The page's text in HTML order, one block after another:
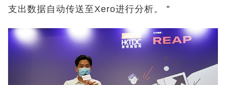
支出数据自动传送至Xero进行分析。＂